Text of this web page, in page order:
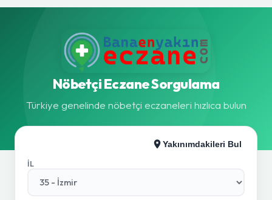
Nöbetçi Eczane Sorgulama
Türkiye genelinde nöbetçi eczaneleri hızlıca bulun
Yakınımdakileri Bul
İL